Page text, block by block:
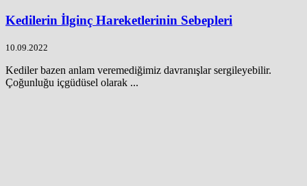
Kedilerin İlginç Hareketlerinin Sebepleri
10.09.2022
Kediler bazen anlam veremediğimiz davranışlar sergileyebilir.
Çoğunluğu içgüdüsel olarak ...